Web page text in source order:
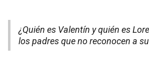
¿Quién es Valentín y quién es
los padres que no reconocen a